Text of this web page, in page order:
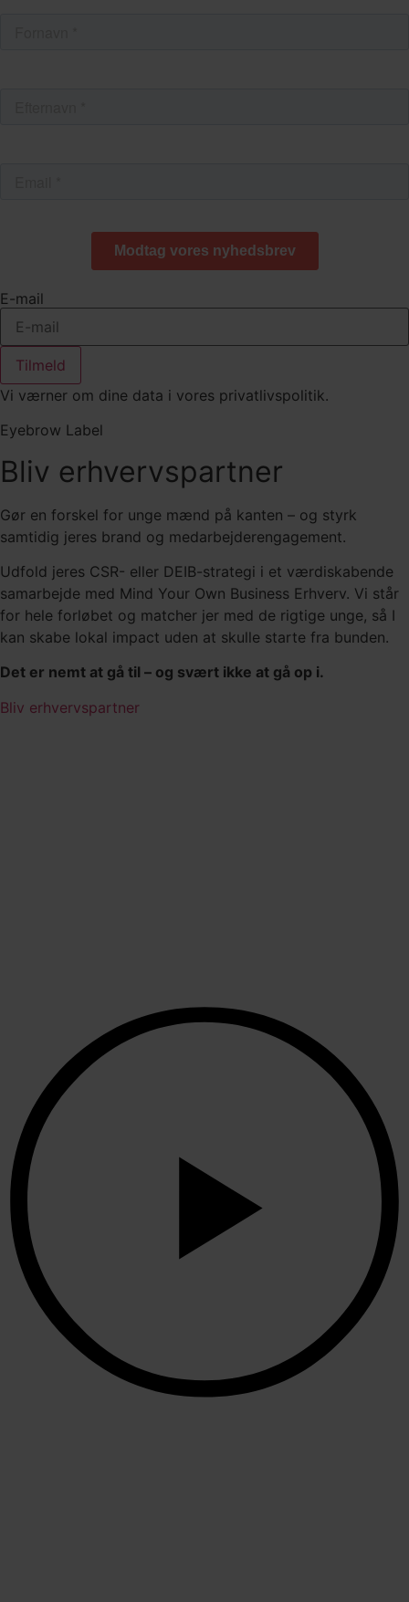
E-mail
Tilmeld
Vi værner om dine data i vores privatlivspolitik.
Eyebrow Label
Bliv erhvervspartner
Gør en forskel for unge mænd på kanten – og styrk
samtidig jeres brand og medarbejderengagement.
Udfold jeres CSR- eller DEIB-strategi i et værdiskabende
samarbejde med Mind Your Own Business Erhverv. Vi står
for hele forløbet og matcher jer med de rigtige unge, så I
kan skabe lokal impact uden at skulle starte fra bunden.
Det er nemt at gå til – og svært ikke at gå op i.
Bliv erhvervspartner